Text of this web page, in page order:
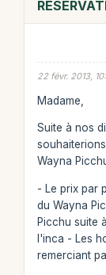
22 févr. 2013,
Madame,
Suite à nos
Wayna
- Le prix par
du Wayna
Picchu suite
l'inca - Les
remerciant